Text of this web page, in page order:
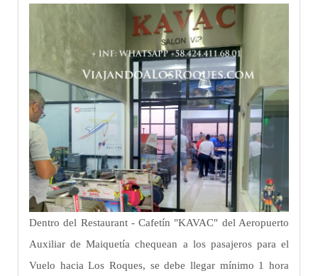
Dentro del Restaurant - Cafetín "KAVAC" del Aeropuerto
Auxiliar de Maiquetía chequean a los pasajeros para el
Vuelo hacia Los Roques, se debe llegar mínimo 1 hora